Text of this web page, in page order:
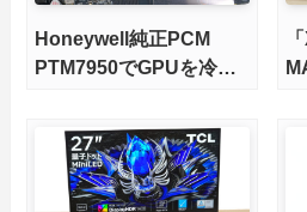
Honeywell純正PCM
PTM7950でGPUを冷や